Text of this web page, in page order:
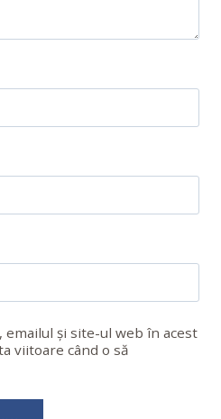
emailul și site-ul web în acest
viitoare când o să